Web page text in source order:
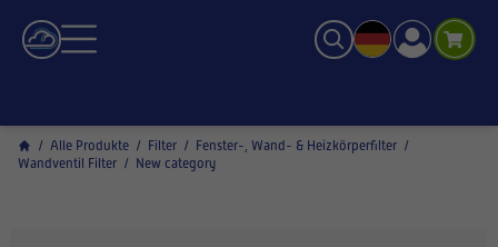
/ Alle Produkte / Filter / Fenster-, Wand- & Heizkörperfilter /
Wandventil Filter / New category